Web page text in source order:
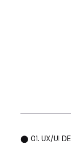
⬤ 01. UX/UI